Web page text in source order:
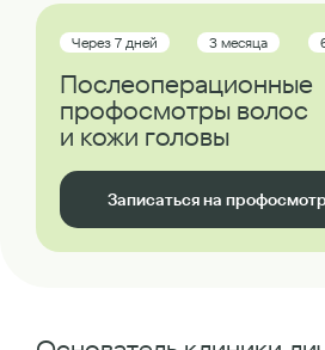
Через 7 дней 3 месяца
Послеоперационные
профосмотры волос
и кожи головы
Записаться на профосмотр